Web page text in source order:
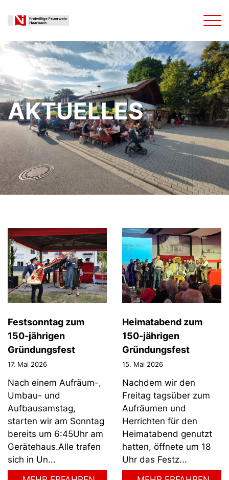
AKTUELLES
Festsonntag zum
150-jährigen
Gründungsfest
17. Mai 2026
Nach einem Aufräum-,
Umbau- und
Aufbausamstag,
starten wir am Sonntag
bereits um 6:45Uhr am
Gerätehaus.Alle trafen
sich in Un...
Heimatabend zum
150-jährigen
Gründungsfest
15. Mai 2026
Nachdem wir den
Freitag tagsüber zum
Aufräumen und
Herrichten für den
Heimatabend genutzt
hatten, öffnete um 18
Uhr das Festz...